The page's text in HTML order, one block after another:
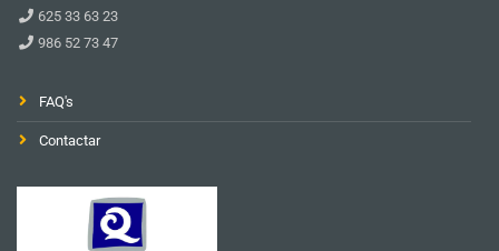
625 33 63 23
986 52 73 47
FAQ's
Contactar